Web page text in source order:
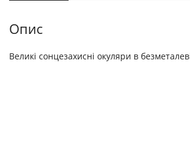
Опис
Великі сонцезахисні окуляри в